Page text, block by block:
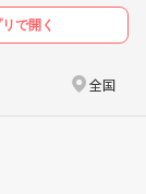
で開く
全国